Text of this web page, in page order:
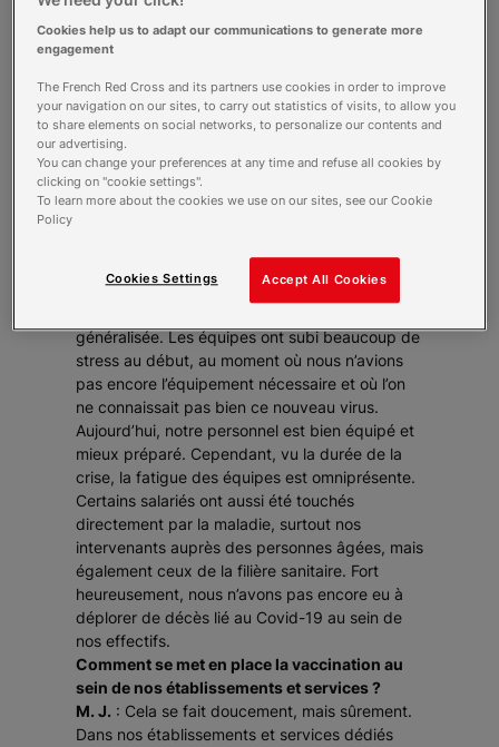
salariés et bénévoles impactés de près ou de
loin par la pandémie de Covid-19, sans oublier
les 20 000 apprenants formés aux métiers du
sanitaire et du social dans nos instituts. Retour
sur une situation qui perdure depuis mars 2020
:
Globalement, quel est l’état de nos équipes
dans les établissements et services après un
an de lutte contre le Covid-19 ?
faille depuis le début de cette crise.
généralisée. Les équipes ont subi beaucoup de
stress au début, au moment où nous n’avions
pas encore l’équipement nécessaire et où l’on
ne connaissait pas bien ce nouveau virus.
Aujourd’hui, notre personnel est bien équipé et
mieux préparé. Cependant, vu la durée de la
crise, la fatigue des équipes est omniprésente.
Certains salariés ont aussi été touchés
directement par la maladie, surtout nos
intervenants auprès des personnes âgées, mais
également ceux de la filière sanitaire. Fort
heureusement, nous n’avons pas encore eu à
déplorer de décès lié au Covid-19 au sein de
nos effectifs.
Comment se met en place la vaccination au
sein de nos établissements et services ?
M. J. : Cela se fait doucement, mais sûrement.
Dans nos établissements et services dédiés
Cookies help us to adapt our communications to generate more
engagement
The French Red Cross and its partners use cookies in order to improve
your navigation on our sites, to carry out statistics of visits, to allow you
to share elements on social networks, to personalize our contents and
our advertising.
You can change your preferences at any time and refuse all cookies by
clicking on "cookie settings".
To learn more about the cookies we use on our sites, see our Cookie
Policy
Accept All Cookies
Cookies Settings